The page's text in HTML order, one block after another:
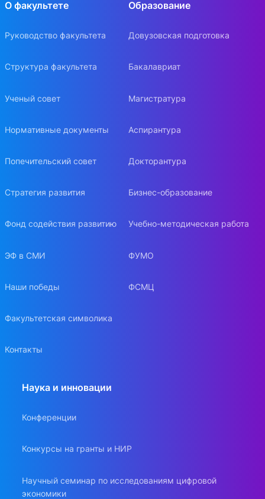
О факультете
Руководство факультета
Структура факультета
Ученый совет
Нормативные документы
Попечительский совет
Стратегия развития
Фонд содействия развитию
ЭФ в СМИ
Наши победы
Факультетская символика
Контакты
Образование
Довузовская подготовка
Бакалавриат
Магистратура
Аспирантура
Докторантура
Бизнес-образование
Учебно-методическая работа
ФУМО
ФСМЦ
Наука и инновации
Конференции
Конкурсы на гранты и НИР
Научный семинар по исследованиям цифровой
экономики